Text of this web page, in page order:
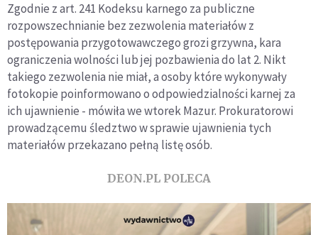
Zgodnie z art. 241 Kodeksu karnego za publiczne
rozpowszechnianie bez zezwolenia materiałów z
postępowania przygotowawczego grozi grzywna, kara
ograniczenia wolności lub jej pozbawienia do lat 2. Nikt
takiego zezwolenia nie miał, a osoby które wykonywały
fotokopie poinformowano o odpowiedzialności karnej za
ich ujawnienie - mówiła we wtorek Mazur. Prokuratorowi
prowadzącemu śledztwo w sprawie ujawnienia tych
materiałów przekazano pełną listę osób.
DEON.PL POLECA